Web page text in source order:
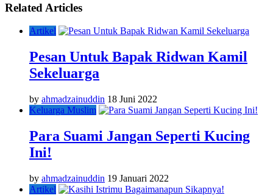
Related Articles
Artikel
Pesan Untuk Bapak Ridwan Kamil
Sekeluarga
by ahmadzainuddin 18 Juni 2022
Keluarga Muslim
Para Suami Jangan Seperti Kucing
Ini!
by ahmadzainuddin 19 Januari 2022
Artikel